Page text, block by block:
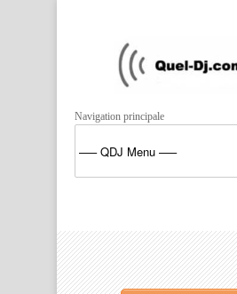
Navigation principale